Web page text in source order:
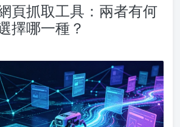
頁抓取工具：兩者有何
擇哪一種？